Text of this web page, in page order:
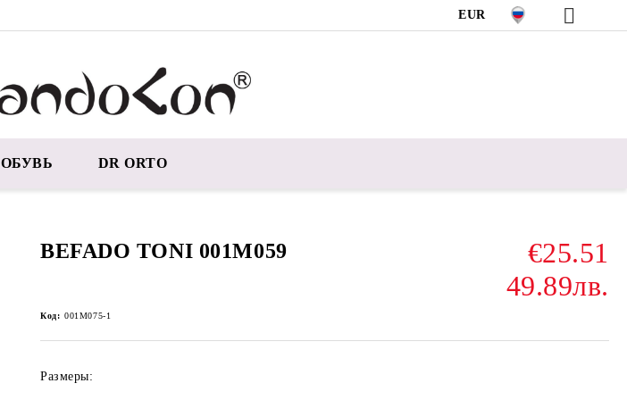
EUR
ОБУВЬ DR ORTO
BEFADO TONI 001M059
€25.51
49.89лв.
Код: 001M075-1
Размеры: